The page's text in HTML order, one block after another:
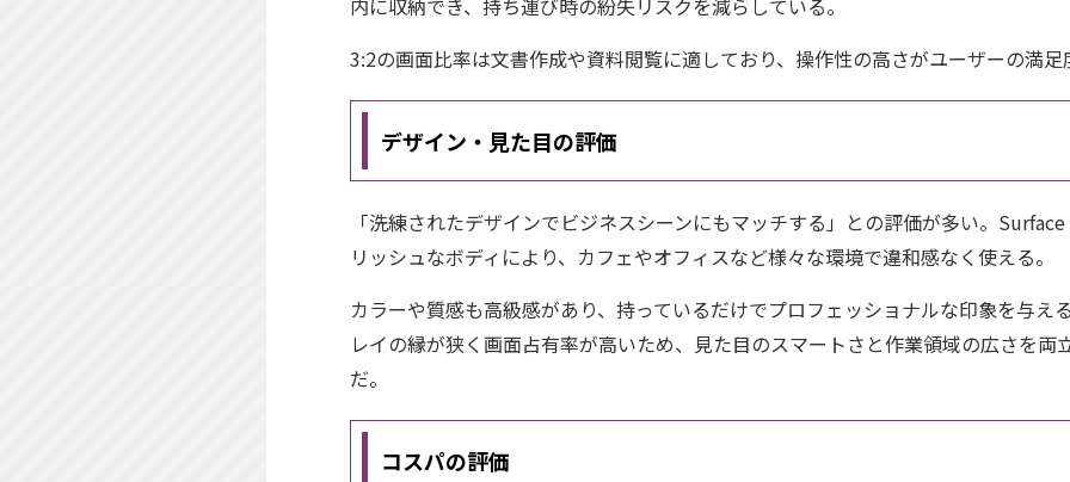
内に収納でき、持ち運び時の紛失リスクを減らしている。
3:2の画面比率は文書作成や資料閲覧に適しており、操作性の高さがユーザーの満
デザイン・見た目の評価
「洗練されたデザインでビジネスシーンにもマッチする」との評価が多い。
リッシュなボディにより、カフェやオフィスなど様々な環境で違和感なく使える。
カラーや質感も高級感があり、持っているだけでプロフェッショナルな印象を与え
レイの縁が狭く画面占有率が高いため、見た目のスマートさと作業領域の広さを両
だ。
コスパの評価